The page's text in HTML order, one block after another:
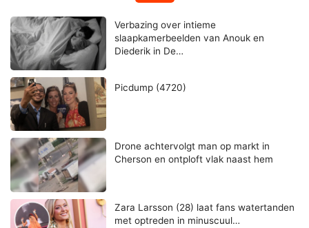
Verbazing over intieme
slaapkamerbeelden van Anouk en
Diederik in De…
Picdump (4720)
Drone achtervolgt man op markt in
Cherson en ontploft vlak naast hem
Zara Larsson (28) laat fans watertanden
met optreden in minuscuul…